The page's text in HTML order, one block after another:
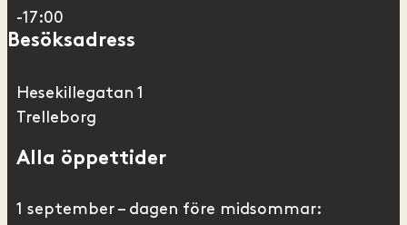
-17:00
Besöksadress
Hesekillegatan 1
Trelleborg
Alla öppettider
1 september – dagen före midsommar: